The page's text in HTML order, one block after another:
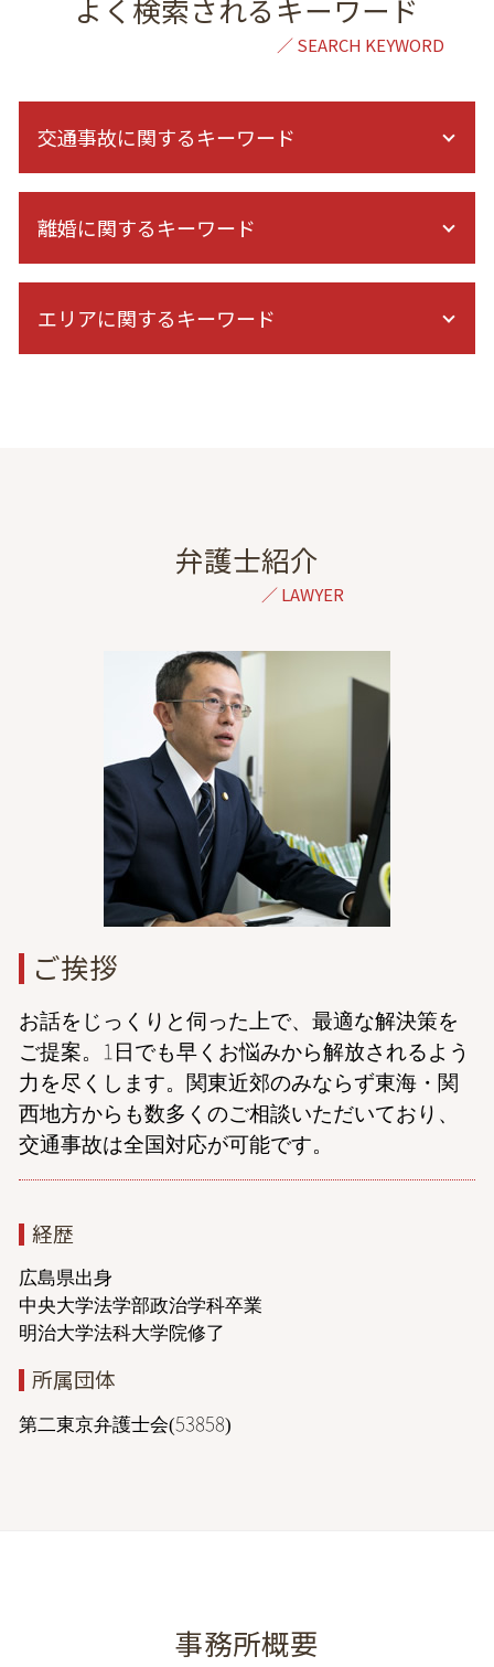
よく検索されるキーワード
交通事故に関するキーワード
交通事故 法律事務所
事故 訴訟 流れ
交通事故 むちうち
交通事故 対応 被害者
後遺症 逸失利益
症状固定 デメリット
交通事故 休業損害
交通事故 慰謝料 通院 6ヶ月 計算
症状固定 診断書
離婚に関するキーワード
離婚 弁護士 初回無料
共同親権 離婚後
浮気相手 慰謝料
単身赴任 浮気
養育費 払わない 公正証書
協議離婚 弁護士 メリット
離婚 調停員
離婚 弁護士 必要書類
養育費 公正証書 減額
裁判 離婚
再婚 養育費 減額
エリアに関するキーワード
虎ノ門 協議離婚 弁護士
債権回収 弁護士 相談 東京
離婚 弁護士 相談 群馬
出会い系詐欺 弁護士 相談 港区
債務整理 弁護士 相談 東京
結婚詐欺 弁護士 相談 港区
倒産 弁護士 相談 港区
不動産トラブル 弁護士 相談 東京
相続 弁護士 相談 東京
成年後見 弁護士 相談 港区
家事事件 弁護士 相談 港区
自己破産 弁護士 相談 東京
一般民事 弁護士 相談 東京
弁護士紹介
ご挨拶
お話をじっくりと伺った上で、最適な解決策を
ご提案。1日でも早くお悩みから解放されるよう
力を尽くします。関東近郊のみならず東海・関
西地方からも数多くのご相談いただいており、
交通事故は全国対応が可能です。
経歴
広島県出身
中央大学法学部政治学科卒業
明治大学法科大学院修了
所属団体
第二東京弁護士会(53858)
事務所概要